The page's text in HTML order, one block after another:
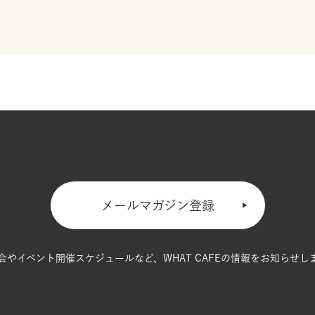
メールマガジン登録
やイベント開催スケジュールなど、 WHAT CAFEの情報をお知らせし